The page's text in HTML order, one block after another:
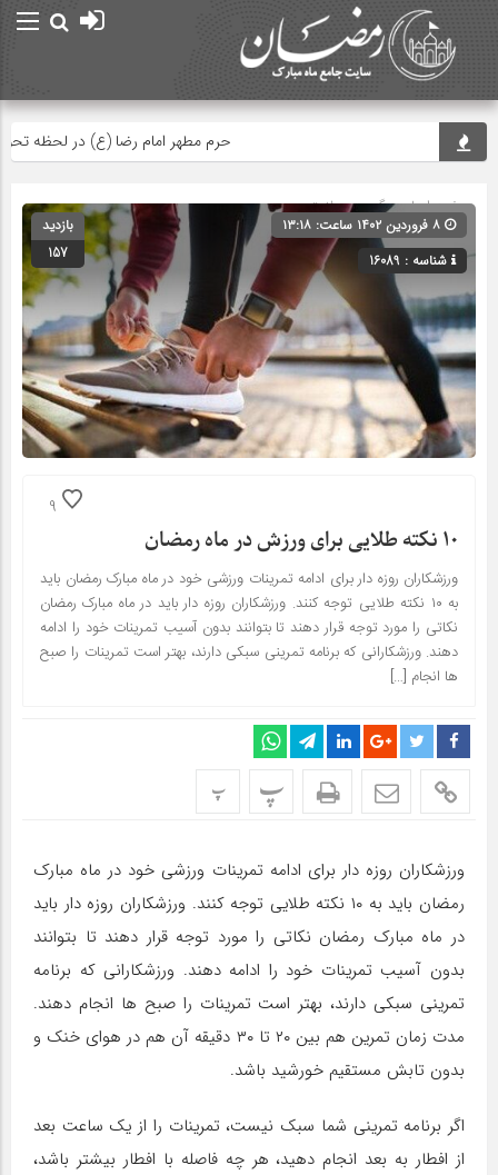
حرم مطهر امام رضا (ع) در لحظه تحویل
صفحه اصلی» گروه »سلامتی
شناسه : 16089
بازدید
157
9
۱۰ نکته طلایی برای ورزش در ماه رمضان
ورزشکاران روزه دار برای ادامه تمرینات ورزشی خود در ماه مبارک رمضان باید
به ۱۰ نکته طلایی توجه کنند. ورزشکاران روزه دار باید در ماه مبارک رمضان
نکاتی را مورد توجه قرار دهند تا بتوانند بدون آسیب تمرینات خود را ادامه
دهند. ورزشکارانی که برنامه تمرینی سبکی دارند، بهتر است تمرینات را صبح
ها انجام […]
پ پ
ورزشکاران روزه دار برای ادامه تمرینات ورزشی خود در ماه مبارک
رمضان باید به ۱۰ نکته طلایی توجه کنند. ورزشکاران روزه دار باید
در ماه مبارک رمضان نکاتی را مورد توجه قرار دهند تا بتوانند
بدون آسیب تمرینات خود را ادامه دهند. ورزشکارانی که برنامه
تمرینی سبکی دارند، بهتر است تمرینات را صبح ها انجام دهند.
مدت زمان تمرین هم بین ۲۰ تا ۳۰ دقیقه آن هم در هوای خنک و
بدون تابش مستقیم خورشید باشد.
اگر برنامه تمرینی شما سبک نیست، تمرینات را از یک ساعت بعد
از افطار به بعد انجام دهید، هر چه فاصله با افطار بیشتر باشد،